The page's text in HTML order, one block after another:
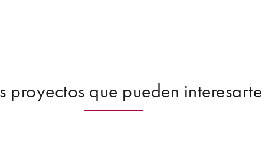
proyectos que pueden interesarte